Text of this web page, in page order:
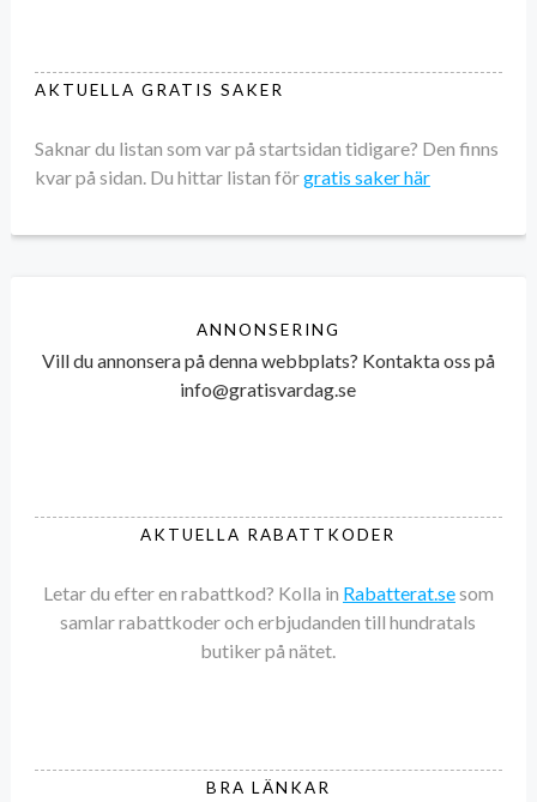
AKTUELLA GRATIS SAKER
Saknar du listan som var på startsidan tidigare? Den finns
kvar på sidan. Du hittar listan förgratis saker här
ANNONSERING
Vill du annonsera på denna webbplats? Kontakta oss på
info@gratisvardag.se
AKTUELLA RABATTKODER
Letar du efter en rabattkod? Kolla in Rabatterat.sesom
samlar rabattkoder och erbjudanden till hundratals
butiker på nätet.
BRA LÄNKAR